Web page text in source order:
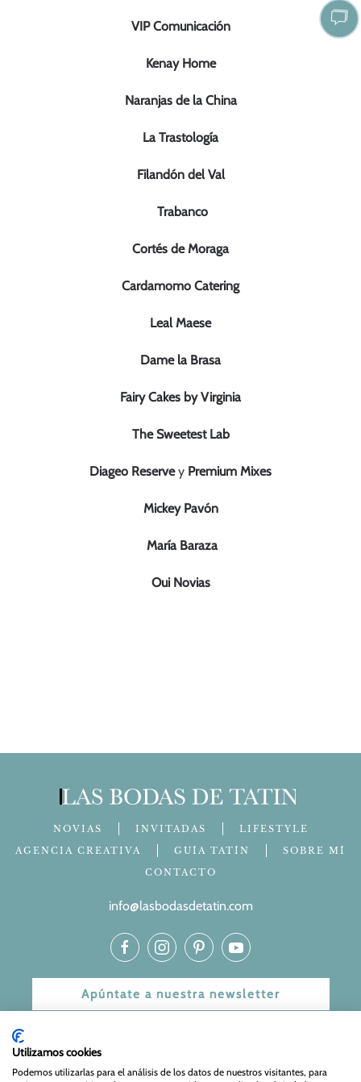
VIP Comunicación
Kenay Home
Naranjas de la China
La Trastología
Filandón del Val
Trabanco
Cortés de Moraga
Cardamomo Catering
Leal Maese
Dame la Brasa
Fairy Cakes by Virginia
The Sweetest Lab
Diageo Reservey Premium Mixes
Mickey Pavón
María Baraza
Oui Novias
NOVIAS INVITADAS
LIFESTYLE
AGENCIA CREATIVA
GUÍA TATÍN
SOBRE MÍ
CONTACTO
info@lasbodasdetatin.com
Apúntate a nuestra newsletter
Aviso Legal|Política de Privacidad y Cookies| Web Diseñada
Utilizamos cookies
Podemos utilizarlas para el análisis de los datos de nuestros visitantes, para